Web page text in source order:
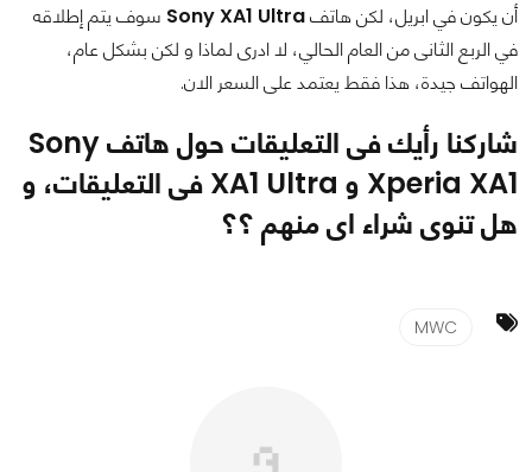
أن يكون في ابريل، لكن هاتفSony XA1 Ultra سوف يتم إطلاقه
في الربع الثانى من العام الحالي، لا ادرى لماذا و لكن بشكل عام،
الهواتف جيدة، هذا فقط يعتمد على السعر الان.
شاركنا رأيك فى التعليقات حول هاتفSony
Xperia XA1 و XA1 Ultra فى التعليقات، و
هل تنوى شراء اى منهم ؟؟
MWC